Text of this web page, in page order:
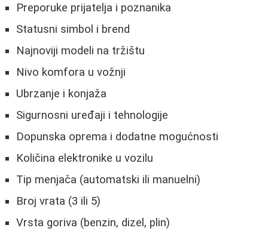
Preporuke prijatelja i poznanika
Statusni simbol i brend
Najnoviji modeli na tržištu
Nivo komfora u vožnji
Ubrzanje i konjaža
Sigurnosni uređaji i tehnologije
Dopunska oprema i dodatne mogućnosti
Količina elektronike u vozilu
Tip menjača (automatski ili manuelni)
Broj vrata (3 ili 5)
Vrsta goriva (benzin, dizel, plin)